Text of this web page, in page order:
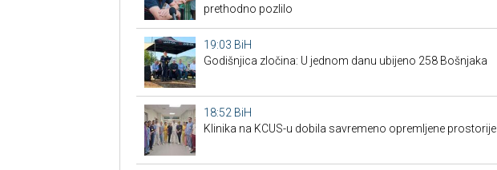
prethodno pozlilo
19:03 BiH
Godišnjica zločina: U jednom danu ubijeno 258 Bošnjaka
18:52 BiH
Klinika na KCUS-u dobila savremeno opremljene prostorije